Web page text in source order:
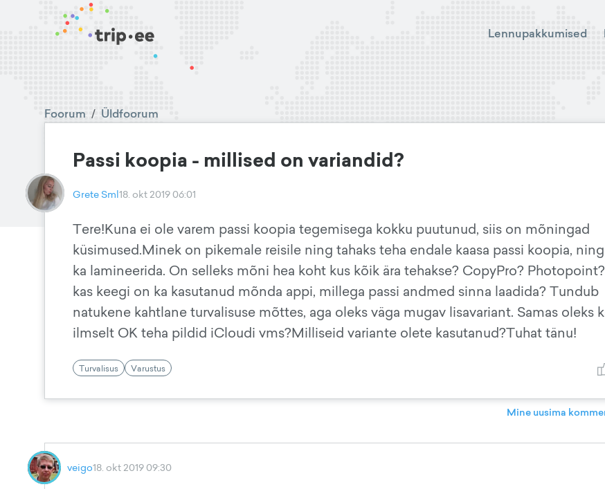
Lennupakkumised
Foorum / Üldfoorum
Passi koopia - millised on variandid?
Grete Sml18. okt 2019 06:01
Tere!Kuna ei ole varem passi koopia tegemisega kokku puutunud, siis on mõningad
küsimused.Minek on pikemale reisile ning tahaks teha endale kaasa passi koopia,
ka lamineerida. On selleks mõni hea koht kus kõik ära tehakse? CopyPro?
kas keegi on ka kasutanud mõnda appi, millega passi andmed sinna laadida? Tundub
natukene kahtlane turvalisuse mõttes, aga oleks väga mugav lisavariant. Samas oleks
ilmselt OK teha pildid iCloudi vms?Milliseid variante olete kasutanud?Tuhat tänu!
Turvalisus Varustus
Mine uusima
veigo18. okt 2019 09:30